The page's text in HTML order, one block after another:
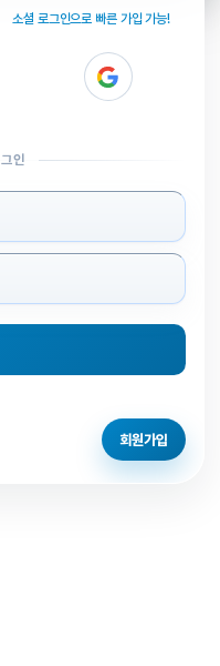
소셜 로그인으로 빠른 가입 가능!
인
회원가입